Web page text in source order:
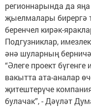
регионнарында да
җыелмалары бирергә
беренчел кирәк-
Подгузниклар,
әнә шуларның
“Әлеге проект
вакытта ата-аналар
җитештерүче
булачак”, - Дәүләт